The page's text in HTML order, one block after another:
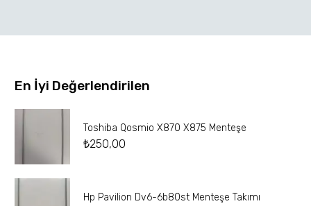
En İyi Değerlendirilen
Toshiba Qosmio X870 X875 Menteşe
₺250,00
Hp Pavilion Dv6-6b80st Menteşe Takımı